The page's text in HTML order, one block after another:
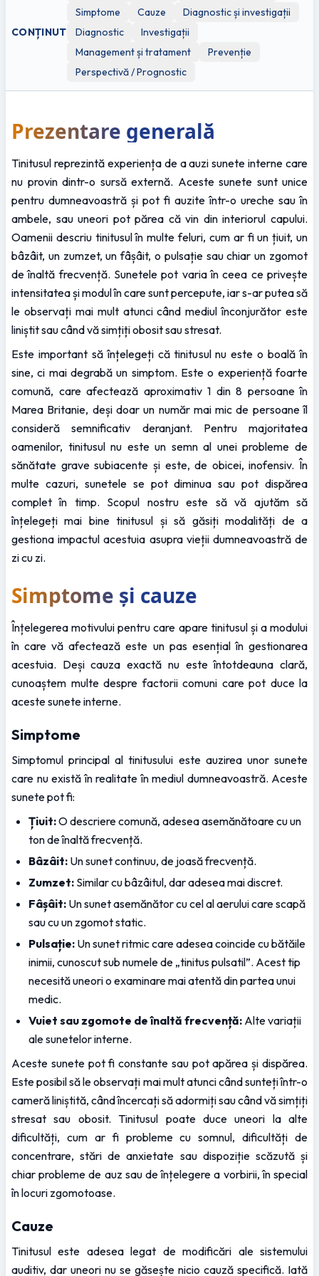
CONȚINUT
Simptome
Cauze
Diagnostic și investigații
Diagnostic
Investigații
Management și tratament
Prevenție
Perspectivă / Prognostic
Prezentare generală
Tinitusul reprezintă experiența de a auzi sunete interne care
nu provin dintr-o sursă externă. Aceste sunete sunt unice
pentru dumneavoastră și pot fi auzite într-o ureche sau în
ambele, sau uneori pot părea că vin din interiorul capului.
Oamenii descriu tinitusul în multe feluri, cum ar fi un țiuit, un
bâzâit, un zumzet, un fâșâit, o pulsație sau chiar un zgomot
de înaltă frecvență. Sunetele pot varia în ceea ce privește
intensitatea și modul în care sunt percepute, iar s-ar putea să
le observați mai mult atunci când mediul înconjurător este
liniștit sau când vă simțiți obosit sau stresat.
Este important să înțelegeți că tinitusul nu este o boală în
sine, ci mai degrabă un simptom. Este o experiență foarte
comună, care afectează aproximativ 1 din 8 persoane în
Marea Britanie, deși doar un număr mai mic de persoane îl
consideră semnificativ deranjant. Pentru majoritatea
oamenilor, tinitusul nu este un semn al unei probleme de
sănătate grave subiacente și este, de obicei, inofensiv. În
multe cazuri, sunetele se pot diminua sau pot dispărea
complet în timp. Scopul nostru este să vă ajutăm să
înțelegeți mai bine tinitusul și să găsiți modalități de a
gestiona impactul acestuia asupra vieții dumneavoastră de
zi cu zi.
Simptome și cauze
Înțelegerea motivului pentru care apare tinitusul și a modului
în care vă afectează este un pas esențial în gestionarea
acestuia. Deși cauza exactă nu este întotdeauna clară,
cunoaștem multe despre factorii comuni care pot duce la
aceste sunete interne.
Simptome
Simptomul principal al tinitusului este auzirea unor sunete
care nu există în realitate în mediul dumneavoastră. Aceste
sunete pot fi:
Țiuit: O descriere comună, adesea asemănătoare cu un
ton de înaltă frecvență.
Bâzâit: Un sunet continuu, de joasă frecvență.
Zumzet: Similar cu bâzâitul, dar adesea mai discret.
Fâșâit: Un sunet asemănător cu cel al aerului care scapă
sau cu un zgomot static.
Pulsație: Un sunet ritmic care adesea coincide cu bătăile
inimii, cunoscut sub numele de „tinitus pulsatil”. Acest tip
necesită uneori o examinare mai atentă din partea unui
medic.
Vuiet sau zgomote de înaltă frecvență: Alte variații
ale sunetelor interne.
Aceste sunete pot fi constante sau pot apărea și dispărea.
Este posibil să le observați mai mult atunci când sunteți într-o
cameră liniștită, când încercați să adormiți sau când vă simțiți
stresat sau obosit. Tinitusul poate duce uneori la alte
dificultăți, cum ar fi probleme cu somnul, dificultăți de
concentrare, stări de anxietate sau dispoziție scăzută și
chiar probleme de auz sau de înțelegere a vorbirii, în special
în locuri zgomotoase.
Cauze
Tinitusul este adesea legat de modificări ale sistemului
auditiv, dar uneori nu se găsește nicio cauză specifică. Iată